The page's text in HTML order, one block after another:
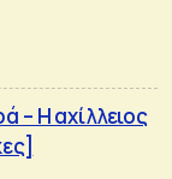
– Η αχίλλειος